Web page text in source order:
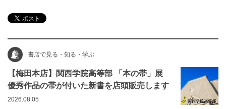
書店で見る・知る・学ぶ
【梅田本店】関西学院高等部 「本の帯」展
優秀作品の帯が付いた新書を店頭販売します
2026.08.05